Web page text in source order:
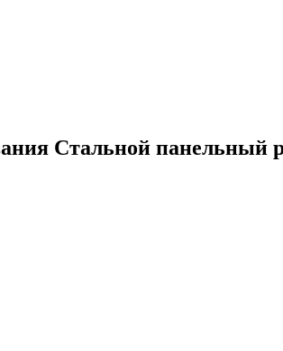
Стальной панельный